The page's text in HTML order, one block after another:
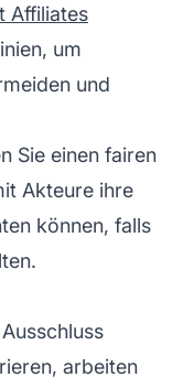
Affiliates
um
und
Sie einen fairen
Akteure ihre
können, falls
arbeiten